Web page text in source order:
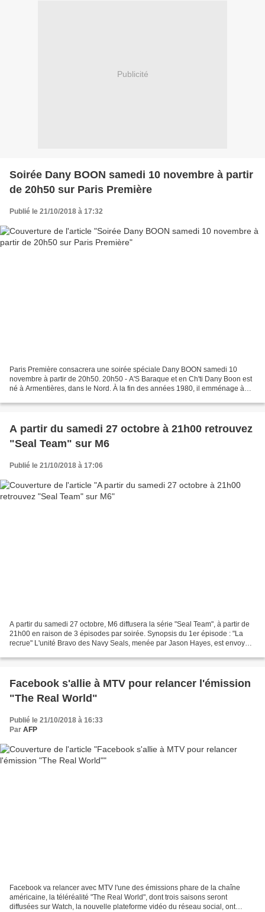
Publicité
Soirée Dany BOON samedi 10 novembre à partir
de 20h50 sur Paris Première
Publié le 21/10/2018 à 17:32
Paris Première consacrera une soirée spéciale Dany BOON samedi 10
novembre à partir de 20h50. 20h50 - A'S Baraque et en Ch'ti Dany Boon est
né à Armentières, dans le Nord. À la fin des années 1980, il emménage à
A partir du samedi 27 octobre à 21h00 retrouvez
"Seal Team" sur M6
Publié le 21/10/2018 à 17:06
A partir du samedi 27 octobre, M6 diffusera la série "Seal Team", à partir de
21h00 en raison de 3 épisodes par soirée. Synopsis du 1er épisode : "La
recrue" L'unité Bravo des Navy Seals, menée par Jason Hayes, est envoyée
Facebook s'allie à MTV pour relancer l'émission
"The Real World"
Publié le 21/10/2018 à 16:33
Par AFP
Facebook va relancer avec MTV l'une des émissions phare de la chaîne
américaine, la téléréalité "The Real World", dont trois saisons seront
diffusées sur Watch, la nouvelle plateforme vidéo du réseau social, ont